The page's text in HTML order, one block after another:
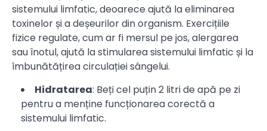
sistemului limfatic, deoarece ajută la eliminarea
toxinelor și a deșeurilor din organism. Exercițiile
fizice regulate, cum ar fi mersul pe jos, alergarea
sau înotul, ajută la stimularea sistemului limfatic și la
îmbunătățirea circulației sângelui.
Hidratarea: Beți cel puțin 2 litri de apă pe zi
pentru a menține funcționarea corectă a
sistemului limfatic.